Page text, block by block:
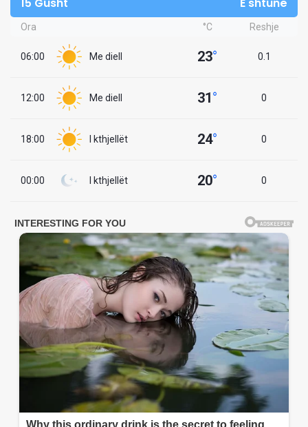
Ora °C Reshje
06:00 Me diell 23° 0.1
12:00 Me diell 31° 0
18:00 I kthjellët 24° 0
00:00 I kthjellët 20° 0